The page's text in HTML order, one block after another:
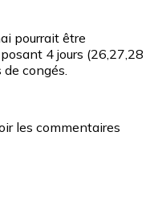
pourrait être
4 jours (26,27,28
congés.
les commentaires